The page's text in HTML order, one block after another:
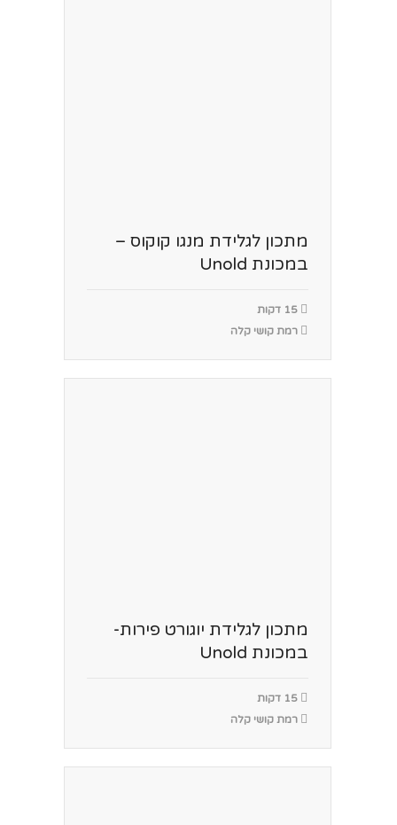
מתכון לגלידת מנגו קוקוס –
במכונת Unold
15 דקות
רמת קושי קלה
מתכון לגלידת יוגורט פירות-
במכונת Unold
15 דקות
רמת קושי קלה